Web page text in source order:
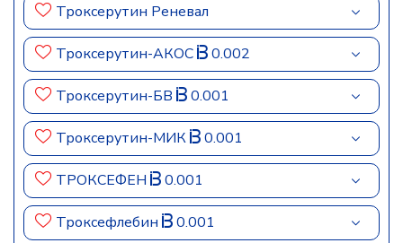
Троксерутин Реневал
Троксерутин-АКОС 0.002
Троксерутин-БВ 0.001
Троксерутин-МИК 0.001
ТРОКСЕФЕН 0.001
Троксефлебин 0.001